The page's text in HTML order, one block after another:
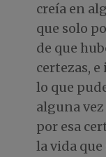
creía en
que solo
de que
certezas,
lo que
alguna
por esa
la vida que